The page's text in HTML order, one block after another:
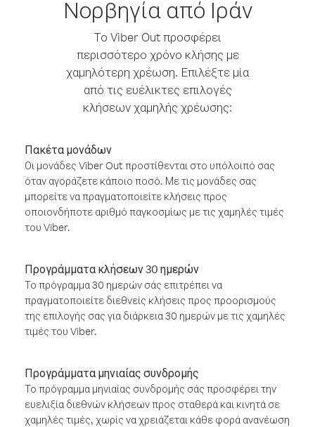
Νορβηγία από Ιράν
Το Viber Out προσφέρει
περισσότερο χρόνο κλήσης με
χαμηλότερη χρέωση. Επιλέξτε μία
από τις ευέλικτες επιλογές
κλήσεων χαμηλής χρέωσης:
Πακέτα μονάδων
Οι μονάδες Viber Out προστίθενται στο υπόλοιπό σας
όταν αγοράζετε κάποιο ποσό. Με τις μονάδες σας
μπορείτε να πραγματοποιείτε κλήσεις προς
οποιονδήποτε αριθμό παγκοσμίως με τις χαμηλές τιμές
του Viber.
Προγράμματα κλήσεων 30 ημερών
Το πρόγραμμα 30 ημερών σάς επιτρέπει να
πραγματοποιείτε διεθνείς κλήσεις προς προορισμούς
της επιλογής σας για διάρκεια 30 ημερών με τις χαμηλές
τιμές του Viber.
Προγράμματα μηνιαίας συνδρομής
Το πρόγραμμα μηνιαίας συνδρομής σάς προσφέρει την
ευελιξία διεθνών κλήσεων προς σταθερά και κινητά σε
χαμηλές τιμές, χωρίς να χρειάζεται κάθε φορά ανανέωση